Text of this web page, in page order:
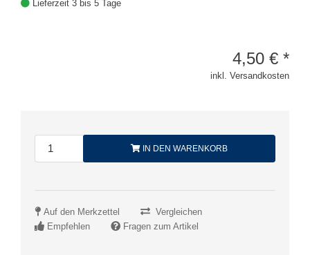
Lieferzeit 3 bis 5 Tage
4,50 € *
inkl. Versandkosten
IN DEN WARENKORB
Auf den Merkzettel
Vergleichen
Empfehlen
Fragen zum Artikel